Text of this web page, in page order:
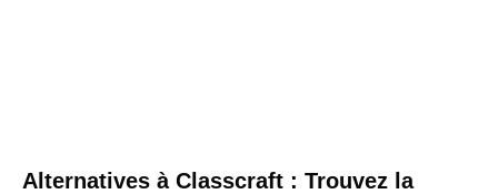
Alternatives à Classcraft : Trouvez la